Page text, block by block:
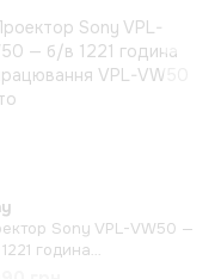
Sony VPL-VW50 —
година